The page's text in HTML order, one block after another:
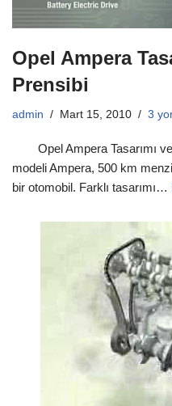
Opel Ampera
Prensibi
admin Mart 15, 2010 3
Opel Ampera Tasarımı ve
modeli Ampera, 500 km
bir otomobil. Farklı tasarımı…